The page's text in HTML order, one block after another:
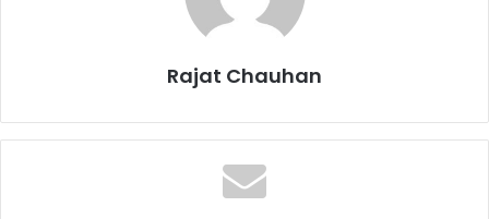
Rajat Chauhan